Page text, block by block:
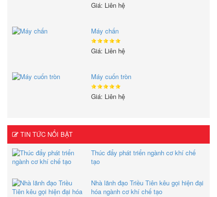
Giá: Liên hệ
Máy chấn
Giá: Liên hệ
Máy cuốn tròn
Giá: Liên hệ
TIN TỨC NỔI BẬT
Thúc đẩy phát triển ngành cơ khí chế
tạo
Nhà lãnh đạo Triều Tiên kêu gọi hiện đại
hóa ngành cơ khí chế tạo